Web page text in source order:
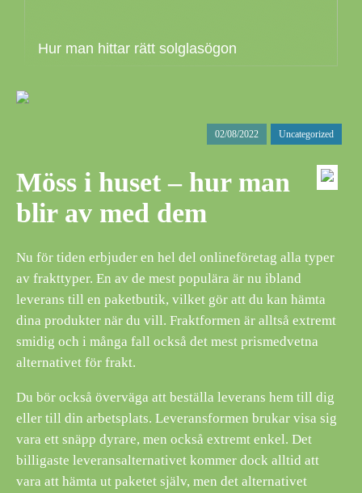
Hur man hittar rätt solglasögon
02/08/2022 Uncategorized
Möss i huset – hur man
blir av med dem
Nu för tiden erbjuder en hel del onlineföretag alla typer
av frakttyper. En av de mest populära är nu ibland
leverans till en paketbutik, vilket gör att du kan hämta
dina produkter när du vill. Fraktformen är alltså extremt
smidig och i många fall också det mest prismedvetna
alternativet för frakt.
Du bör också överväga att beställa leverans hem till dig
eller till din arbetsplats. Leveransformen brukar visa sig
vara ett snäpp dyrare, men också extremt enkel. Det
billigaste leveransalternativet kommer dock alltid att
vara att hämta ut paketet själv, men det alternativet